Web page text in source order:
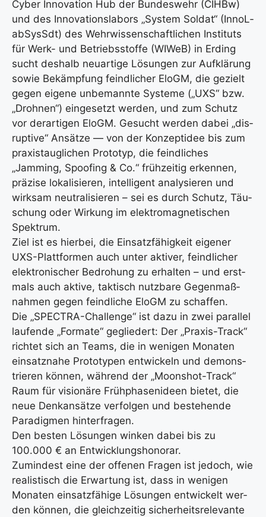
Cyber Inno­va­ti­on Hub der Bun­des­wehr (CIHBw)
und des Inno­va­ti­ons­la­bors „Sys­tem Sol­dat“ (InnoL­
ab­SysSdt) des Wehr­wis­sen­schaft­li­chen Insti­tuts
für Werk- und Betriebs­stof­fe (WIWeB) in Erding
sucht des­halb neu­ar­ti­ge Lösun­gen zur Auf­klä­rung
sowie Bekämp­fung feind­li­cher EloGM, die gezielt
gegen eige­ne unbe­mann­te Sys­te­me („UXS“ bzw.
„Droh­nen“) ein­ge­setzt wer­den, und zum Schutz
vor der­ar­ti­gen EloGM. Gesucht wer­den dabei „dis­
rup­ti­ve“ Ansät­ze — von der Kon­zept­idee bis zum
pra­xis­taug­li­chen Pro­to­typ, die feind­li­ches
„Jamming, Spoo­fing & Co.“ früh­zei­tig erken­nen,
prä­zi­se loka­li­sie­ren, intel­li­gent ana­ly­sie­ren und
wirk­sam neu­tra­li­sie­ren – sei es durch Schutz, Täu­
schung oder Wir­kung im elek­tro­ma­gne­ti­schen
Spek­trum.
Ziel ist es hier­bei, die Ein­satz­fä­hig­keit eige­ner
UXS-Platt­for­men auch unter akti­ver, feind­li­cher
elek­tro­ni­scher Bedro­hung zu erhal­ten – und erst­
mals auch akti­ve, tak­tisch nutz­ba­re Gegen­maß­
nah­men gegen feind­li­che EloGM zu schaf­fen.
Die „SPEC­TRA-Chall­enge“ ist dazu in zwei par­al­lel
lau­fen­de „For­ma­te“ geglie­dert: Der „Pra­xis-Track“
rich­tet sich an Teams, die in weni­gen Mona­ten
ein­satz­na­he Pro­to­ty­pen ent­wi­ckeln und demons­
trie­ren kön­nen, wäh­rend der „Moonshot-Track“
Raum für visio­nä­re Früh­pha­sen­ideen bie­tet, die
neue Denk­an­sät­ze ver­fol­gen und bestehen­de
Para­dig­men hin­ter­fra­gen.
Den bes­ten Lösun­gen win­ken dabei bis zu
100.000 € an Ent­wick­lungs­ho­no­rar.
Zumin­dest eine der offe­nen Fra­gen ist jedoch, wie
rea­lis­tisch die Erwar­tung ist, dass in weni­gen
Mona­ten ein­satz­fä­hi­ge Lösun­gen ent­wi­ckelt wer­
den kön­nen, die gleich­zei­tig sicher­heits­re­le­van­te